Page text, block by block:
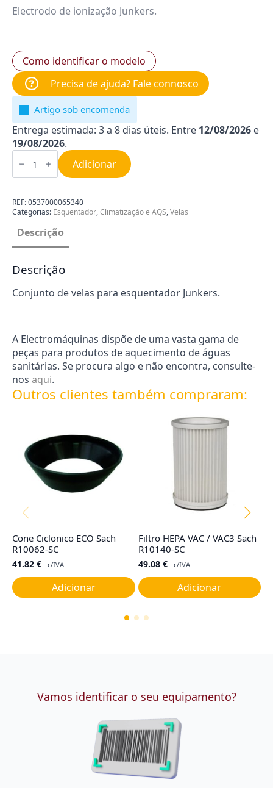
Electrodo de ionização Junkers.
Como identificar o modelo
Precisa de ajuda? Fale connosco
Artigo sob encomenda
Entrega estimada: 3 a 8 dias úteis. Entre 12/08/2026 e
19/08/2026.
Quantidade
de
de
Junkers
8708107009
Adicionar
REF:0537000065340
Categorias: Esquentador,Climatização e AQS,Velas
Descrição
Descrição
Conjunto de velas para esquentador Junkers.
A Electromáquinas dispõe de uma vasta gama de
peças para produtos de aquecimento de águas
sanitárias. Se procura algo e não encontra, consulte-
nos aqui.
Outros clientes também compraram:
Cone Ciclonico ECO Sach
R10062-SC
41.82 € c/IVA
Adicionar
Filtro HEPA VAC / VAC3 Sach
R10140-SC
49.08 € c/IVA
Adicionar
Vamos identificar o seu equipamento?